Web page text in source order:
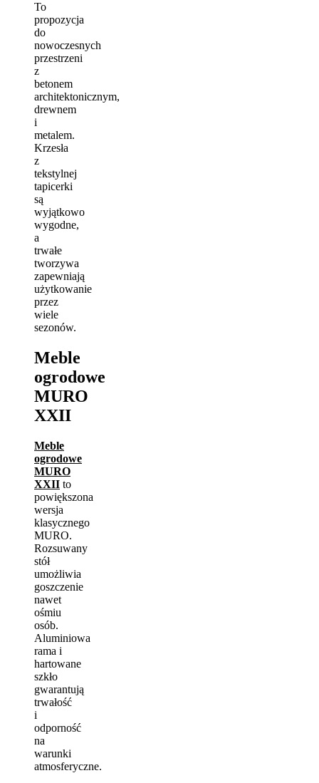
To
propozycja
do
nowoczesnych
przestrzeni
z
betonem
architektonicznym,
drewnem
i
metalem.
Krzesła
z
tekstylnej
tapicerki
są
wyjątkowo
wygodne,
a
trwałe
tworzywa
zapewniają
użytkowanie
przez
wiele
sezonów.
Meble
ogrodowe
MURO
XXII
Meble
ogrodowe
MURO
XXII to
powiększona
wersja
klasycznego
MURO.
Rozsuwany
stół
umożliwia
goszczenie
nawet
ośmiu
osób.
Aluminiowa
rama i
hartowane
szkło
gwarantują
trwałość
i
odporność
na
warunki
atmosferyczne.